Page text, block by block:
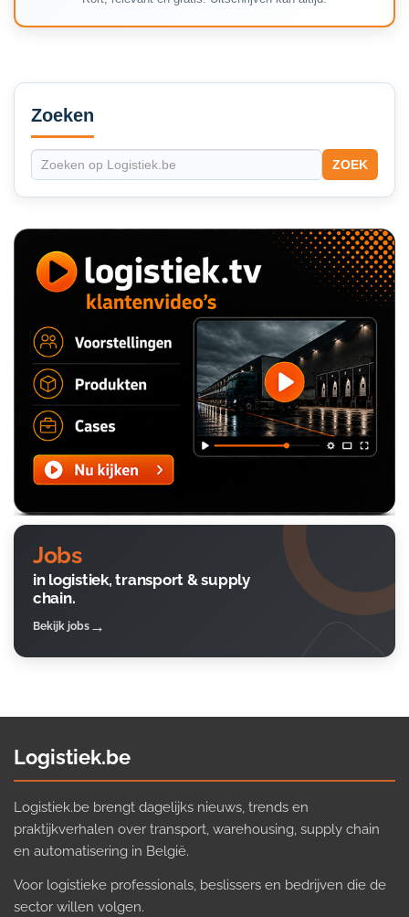
Secondary
Sidebar
Zoeken
ZOEK
Jobs
in logistiek, transport & supply
chain.
Bekijk jobs
Logistiek.be
Logistiek.be brengt dagelijks nieuws, trends en
praktijkverhalen over transport, warehousing, supply chain
en automatisering in België.
Voor logistieke professionals, beslissers en bedrijven die de
sector willen volgen.